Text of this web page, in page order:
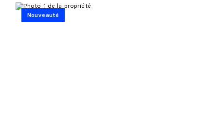
Nouveauté